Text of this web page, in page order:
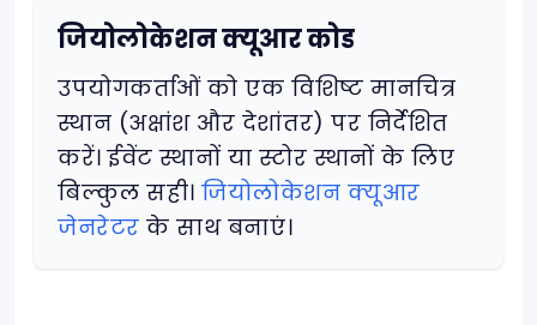
जियोलोकेशन क्यूआर कोड
उपयोगकर्ताओं को एक विशिष्ट मानचित्र
स्थान (अक्षांश और देशांतर) पर निर्देशित
करें। ईवेंट स्थानों या स्टोर स्थानों के लिए
बिल्कुल सही।जियोलोकेशन क्यूआर
जेनरेटर के साथ बनाएं।